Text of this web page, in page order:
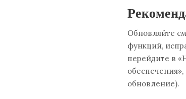
Обновляйте
функций,
перейдите в
обновление).